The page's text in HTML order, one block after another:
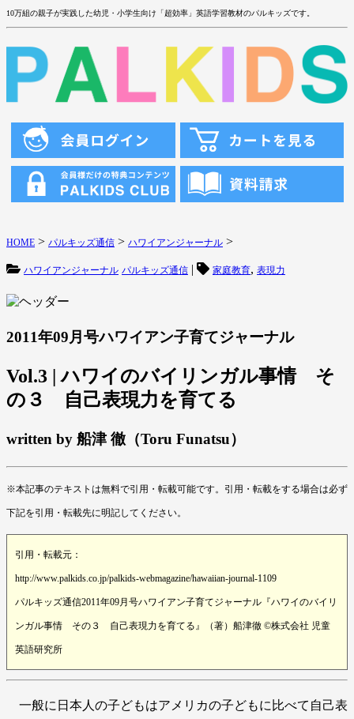
10万組の親子が実践した幼児・小学生向け「超効率」英語学習教材のパルキッズです。
HOME > パルキッズ通信 > ハワイアンジャーナル >
ハワイアンジャーナル パルキッズ通信 | 家庭教育, 表現力
2011年09月号ハワイアン子育てジャーナル
Vol.3 | ハワイのバイリンガル事情 そ
の３ 自己表現力を育てる
written by 船津 徹（Toru Funatsu）
※本記事のテキストは無料で引用・転載可能です。引用・転載をする場合は必ず
下記を引用・転載先に明記してください。
引用・転載元：
http://www.palkids.co.jp/palkids-webmagazine/hawaiian-journal-1109
パルキッズ通信2011年09月号ハワイアン子育てジャーナル『ハワイのバイリ
ンガル事情 その３ 自己表現力を育てる』（著）船津徹 ©株式会社 児童
英語研究所
一般に日本人の子どもはアメリカの子どもに比べて自己表